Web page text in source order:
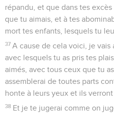
répandu, et que dans tes
que tu aimais, et à tes
mort tes enfants, lesquels tu
37 A cause de cela voici, je vais
avec lesquels tu as pris tes
aimés, avec tous ceux que tu
assemblerai de toutes parts
honte à leurs yeux et ils
38 Et je te jugerai comme on